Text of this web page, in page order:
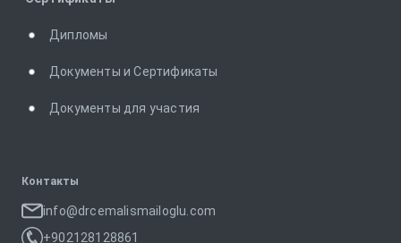
Дипломы
Документы и Сертификаты
Документы для участия
Контакты
info@drcemalismailoglu.com
+902128128861